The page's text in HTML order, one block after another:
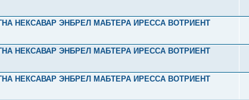
НЕКСАВАР ЭНБРЕЛ МАБТЕРА ИРЕССА ВОТРИЕНТ
НЕКСАВАР ЭНБРЕЛ МАБТЕРА ИРЕССА ВОТРИЕНТ
НЕКСАВАР ЭНБРЕЛ МАБТЕРА ИРЕССА ВОТРИЕНТ